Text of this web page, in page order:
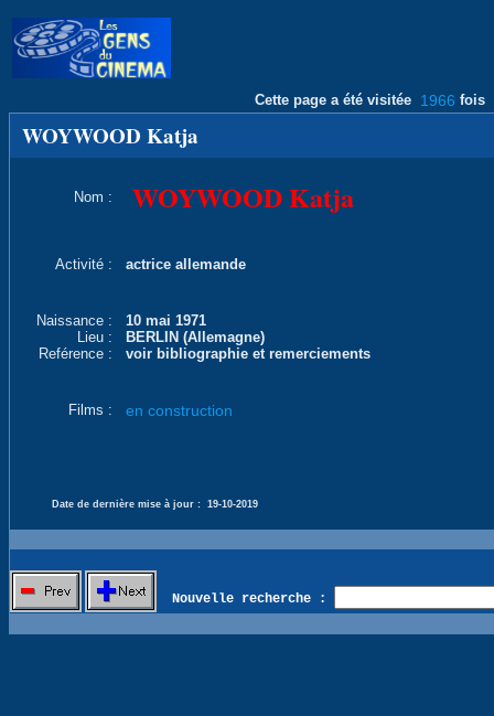
Cette page a été visitée 1966 fois
WOYWOOD Katja
Nom : WOYWOOD Katja
Activité : actrice allemande
Naissance :
10 mai 1971
Lieu :
BERLIN (Allemagne)
Reférence :
voir bibliographie et remerciements
Films : en construction
Date de dernière mise à jour : 19-10-2019
Nouvelle recherche :